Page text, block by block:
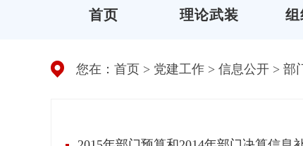
首页 理论武装 组
您在： 首页 > 党建工作 > 信息公开 > 部